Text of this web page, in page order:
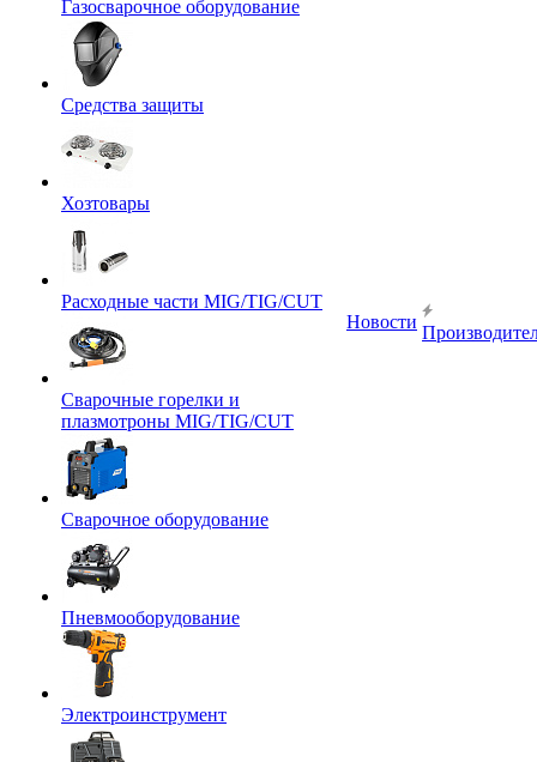
Газосварочное оборудование
Средства защиты
Хозтовары
Расходные части MIG/TIG/CUT
Сварочные горелки и
плазмотроны MIG/TIG/CUT
Сварочное оборудование
Пневмооборудование
Электроинструмент
Новости